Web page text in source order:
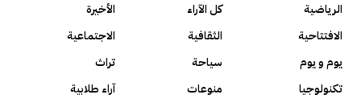
الرياضية
كل الآراء
الأخيرة
الافتتاحية
الثقافية
الاجتماعية
يوم و يوم
سياحة
تراث
تكنولوجيا
منوعات آراء طلابية